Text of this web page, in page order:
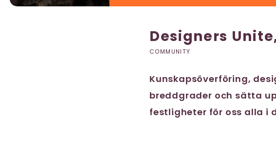
Designers
COMMUNITY
Kunskapsöverföring,
breddgrader och sätta
festligheter för oss alla i